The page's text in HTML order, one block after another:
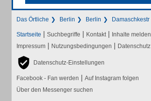
Das Örtliche Berlin Berlin Damaschkestr
Startseite | Suchbegriffe | Kontakt | Inhalte melden
Impressum | Nutzungsbedingungen | Datenschutz
Datenschutz-Einstellungen
Facebook - Fan werden | Auf Instagram folgen
Über den Messenger suchen